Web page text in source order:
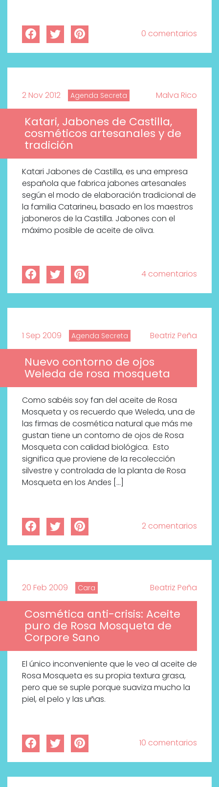
0 comentarios
2 Nov 2012 Agenda Secreta Malva Rico
Katari, Jabones de Castilla,
cosméticos artesanales y de
tradición
Katari Jabones de Castilla, es una empresa
española que fabrica jabones artesanales
según el modo de elaboración tradicional de
la familia Catarineu, basado en los maestros
jaboneros de la Castilla. Jabones con el
máximo posible de aceite de oliva.
4 comentarios
1 Sep 2009 Agenda Secreta Beatriz Peña
Nuevo contorno de ojos
Weleda de rosa mosqueta
Como sabéis soy fan del aceite de Rosa
Mosqueta y os recuerdo que Weleda, una de
las firmas de cosmética natural que más me
gustan tiene un contorno de ojos de Rosa
Mosqueta con calidad biológica. Esto
significa que proviene de la recolección
silvestre y controlada de la planta de Rosa
Mosqueta en los Andes […]
2 comentarios
20 Feb 2009 Cara Beatriz Peña
Cosmética anti-crisis: Aceite
puro de Rosa Mosqueta de
Corpore Sano
El único inconveniente que le veo al aceite de
Rosa Mosqueta es su propia textura grasa,
pero que se suple porque suaviza mucho la
piel, el pelo y las uñas.
10 comentarios